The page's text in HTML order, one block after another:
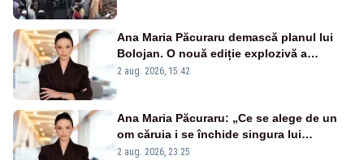
Ana Maria Păcuraru demască planul lui
Bolojan. O nouă ediție explozivă a
emisiunii „Miza Zilei” la Realitatea PLUS
2 aug. 2026, 15:42
Ana Maria Păcuraru: „Ce se alege de un
om căruia i se închide singura lui
portiță?”
2 aug. 2026, 23:25